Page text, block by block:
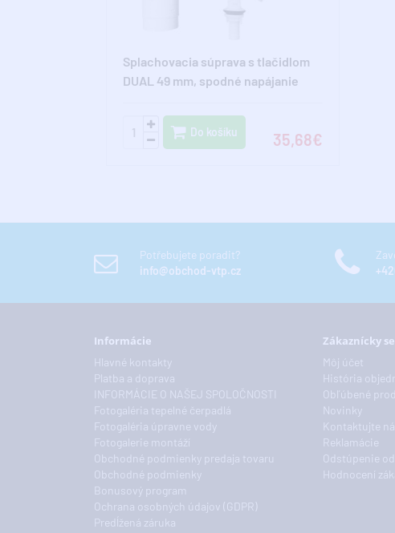
Splachovacia súprava s tlačidlom
DUAL 49 mm, spodné napájanie
Do košíku 35,68€
Potřebujete poradit?
info@obchod-vtp.cz
Informácie
Hlavné kontakty
Platba a doprava
INFORMÁCIE O NAŠEJ SPOLOČNOSTI
Fotogaléria tepelné čerpadlá
Fotogaléria úpravne vody
Fotogalerie montáží
Obchodné podmienky predaja tovaru
Obchodné podmienky
Bonusový program
Ochrana osobných údajov (GDPR)
Predĺžená záruka
Zákaznícky
Môj účet
História
Obľúbené
Novinky
Kontaktujte
Reklamácie
Odstúpenie
Hodnocení